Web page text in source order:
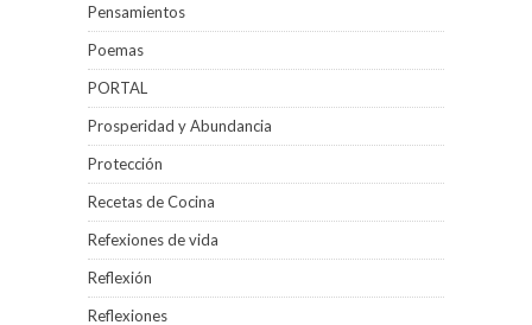
Pensamientos
Poemas
PORTAL
Prosperidad y Abundancia
Protección
Recetas de Cocina
Refexiones de vida
Reflexión
Reflexiones